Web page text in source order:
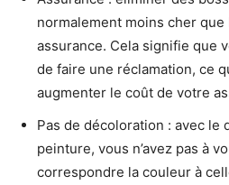
normalement moins cher
assurance. Cela signifie que
de faire une réclamation, ce
augmenter le coût de votre
Pas de décoloration : avec le
peinture, vous n’avez pas à
correspondre la couleur à